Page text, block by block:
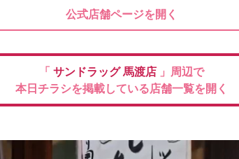
公式店舗ページを開く
「 サンドラッグ馬渡店 」周辺で
本日チラシを掲載している店舗一覧を開く